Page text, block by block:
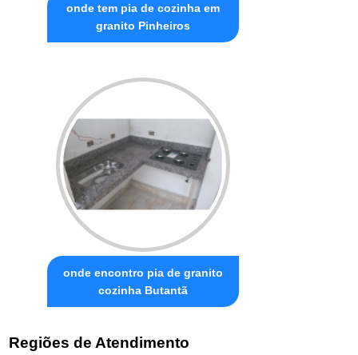
onde tem pia de cozinha em
granito Pinheiros
onde encontro pia de granito
cozinha Butantã
Regiões de Atendimento